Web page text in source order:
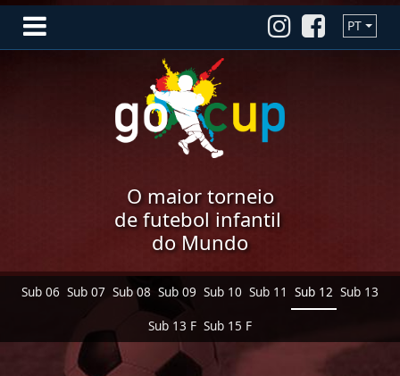
PT
O maior torneio
de futebol infantil
do Mundo
Sub 06 Sub 07 Sub 08 Sub 09 Sub 10 Sub 11 Sub 12 Sub 13
Sub 13 F Sub 15 F